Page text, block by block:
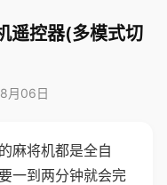
遥控器(多模式切
月06日
麻将机都是全自
一到两分钟就会完